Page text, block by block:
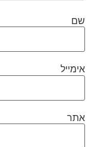
שם
אימייל
אתר